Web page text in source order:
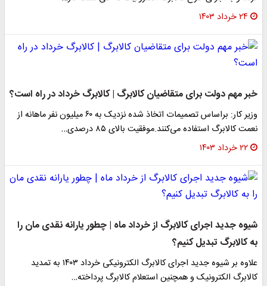
۲۴ خرداد ۱۴۰۳
خبر مهم دولت برای متقاضیان کالابرگ | کالابرگ خرداد در راه است؟
وزیر کار: براساس تصمیمات اتخاذ شده نزدیک به ۶۰ میلیون نفر ماهانه از
نعمت کالابرگ استفاده می‌کنند.موفقیت بالای ۸۵ درصدی…
۲۲ خرداد ۱۴۰۳
شیوه جدید اجرای کالابرگ از خرداد ماه | چطور یارانه نقدی مان را
به کالابرگ تبدیل کنیم؟
علاوه بر شیوه جدید اجرای کالابرگ الکترونیکی خرداد ۱۴۰۳ به تمدید
کالابرگ الکترونیک و همچنین استعلام کالابرگ پرداخته…